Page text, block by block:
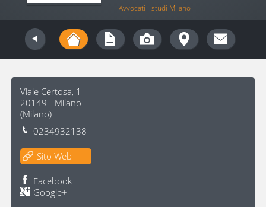
Avvocati - studi Milano
Viale Certosa, 1
20149 - Milano
(Milano)
0234932138
Sito Web
Facebook
Google+